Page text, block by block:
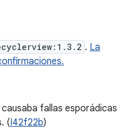
. La
fallas esporádicas
(I42f22b)